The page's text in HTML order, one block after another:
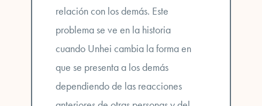
relación con los demás. Este
problema se ve en la historia
cuando Unhei cambia la forma en
que se presenta a los demás
dependiendo de las reacciones